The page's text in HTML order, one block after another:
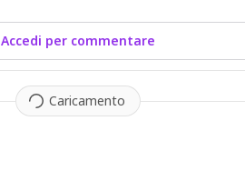
Accedi per commentare
Caricamento